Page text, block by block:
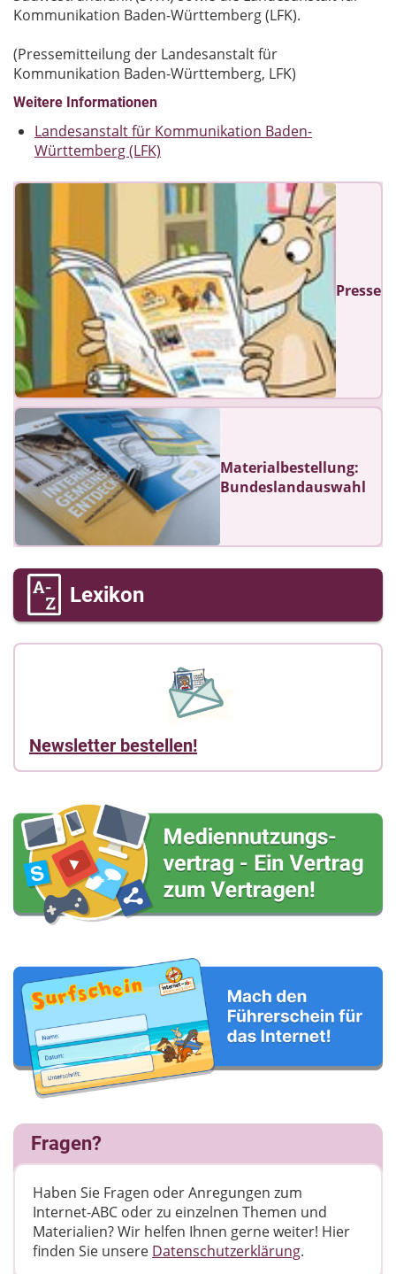
Kommunikation Baden-Württemberg (LFK).
(Pressemitteilung der Landesanstalt für
Kommunikation Baden-Württemberg, LFK)
Weitere Informationen
Landesanstalt für Kommunikation Baden-
Württemberg (LFK)
Presse
Materialbestellung:
Bundeslandauswahl
Lexikon
Newsletter bestellen!
Fragen?
Haben Sie Fragen oder Anregungen zum
Internet-ABC oder zu einzelnen Themen und
Materialien? Wir helfen Ihnen gerne weiter! ​Hier
finden Sie unsere Datenschutzerklärung.